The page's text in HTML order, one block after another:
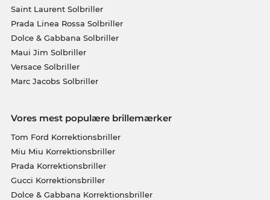
Saint Laurent Solbriller
Prada Linea Rossa Solbriller
Dolce & Gabbana Solbriller
Maui Jim Solbriller
Versace Solbriller
Marc Jacobs Solbriller
Vores mest populære brillemærker
Tom Ford Korrektionsbriller
Miu Miu Korrektionsbriller
Prada Korrektionsbriller
Gucci Korrektionsbriller
Dolce & Gabbana Korrektionsbriller